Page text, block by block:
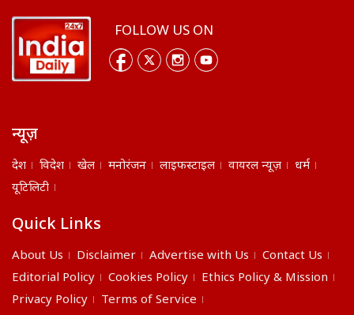
FOLLOW US ON
न्यूज़
देश विदेश खेल मनोरंजन लाइफस्टाइल वायरल न्यूज़
धर्म
यूटिलिटी
Quick Links
About Us Disclaimer Advertise with Us
Contact Us
Editorial Policy
Cookies Policy
Ethics Policy & Mission
Privacy Policy
Terms of Service